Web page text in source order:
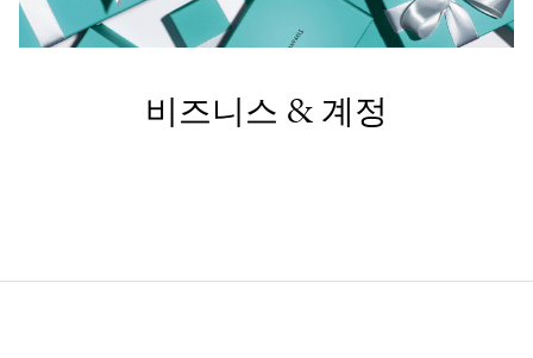
비즈니스 & 계정